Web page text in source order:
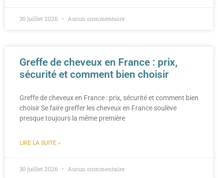
30 juillet 2026 Aucun commentaire
Greffe de cheveux en France : prix,
sécurité et comment bien choisir
Greffe de cheveux en France : prix, sécurité et comment bien
choisir Se faire greffer les cheveux en France soulève
presque toujours la même première
LIRE LA SUITE »
30 juillet 2026 Aucun commentaire